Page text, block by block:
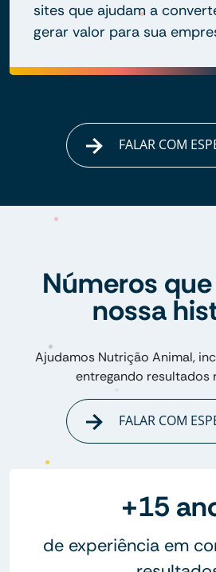
sites que ajudam a
gerar valor para sua
FALAR COM
Números
nossa
Ajudamos Nutrição Animal,
entregando resultados
FALAR COM
+15
de experiência em